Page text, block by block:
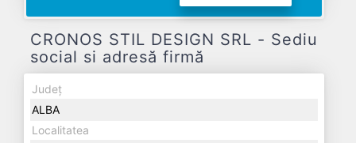
CRONOS STIL DESIGN SRL - Sediu
social si adresă firmă
Județ
ALBA
Localitatea